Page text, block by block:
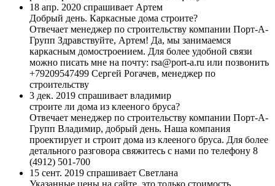
18 апр. 2020 спрашивает Артем
Добрый день. Каркасные дома строите?
Отвечает менеджер по строительству компании Порт-А-
Групп Здравствуйте, Артем! Да, мы занимаемся
каркасным домостроением. Для более удобной связи
можно писать мне на почту: rsa@port-a.ru или позвонить
+79209547499 Сергей Рогачев, менеджер по
строительству
3 дек. 2019 спрашивает владимир
строите ли дома из клееного бруса?
Отвечает менеджер по строительству компании Порт-А-
Групп Владимир, добрый день. Наша компания
проектирует и строит дома из клееного бруса. Для более
детального разговора свяжитесь с нами по телефону 8
(4912) 501-700
15 сент. 2019 спрашивает Светлана
Указанные цены на сайте, это только стоимость